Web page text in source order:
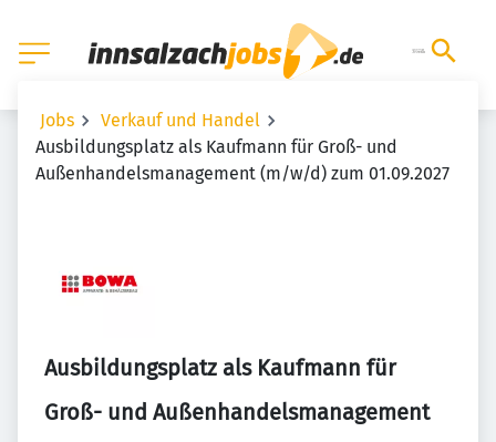
Jobs
Verkauf und Handel
Ausbildungsplatz als Kaufmann für Groß- und
Außenhandelsmanagement (m/w/d) zum 01.09.2027
Ausbildungsplatz als Kaufmann für
Groß- und Außenhandelsmanagement